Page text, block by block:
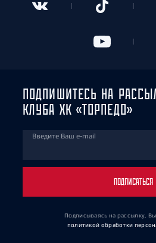
ПОДПИШИТЕСЬ НА
КЛУБА ХК «ТОРПЕДО»
Введите Ваш e-mail
ПОДПИСАТЬСЯ
Подписываясь на рассылку,
политикой обработки